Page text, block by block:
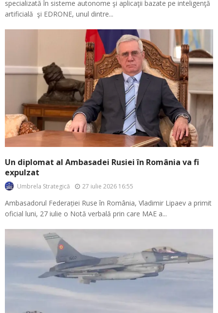
specializată în sisteme autonome şi aplicaţii bazate pe inteligenţă
artificială şi EDRONE, unul dintre...
Un diplomat al Ambasadei Rusiei în România va fi
expulzat
Umbrela Strategică 27 iulie 2026 16:55
Ambasadorul Federației Ruse în România, Vladimir Lipaev a primit
oficial luni, 27 iulie o Notă verbală prin care MAE a...